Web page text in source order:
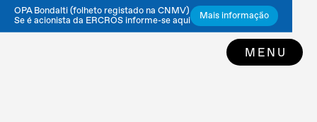
OPA Bondalti (folheto registado na CNMV)
Se é acionista da ERCROS informe-se aqui
Mais informação
MENU